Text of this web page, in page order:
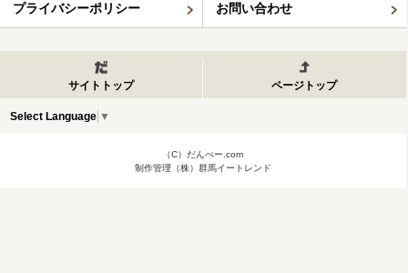
プライバシーポリシー お問い合わせ
サイトトップ ページトップ
Select Language ▼
（C）だんべー.com
制作管理（株）群馬イートレンド